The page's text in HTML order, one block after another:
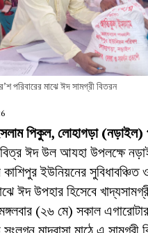
পরিবারের মাঝে ঈদ সামগ্রী বিতরন
পিকুল, লোহাগড়া (নড়াইল)
ঈদ উল আযহা উপলক্ষে
ইউনিয়নের
ঈদ উপহার হিসেবে
(২৬ মে) সকাল এগারোটার